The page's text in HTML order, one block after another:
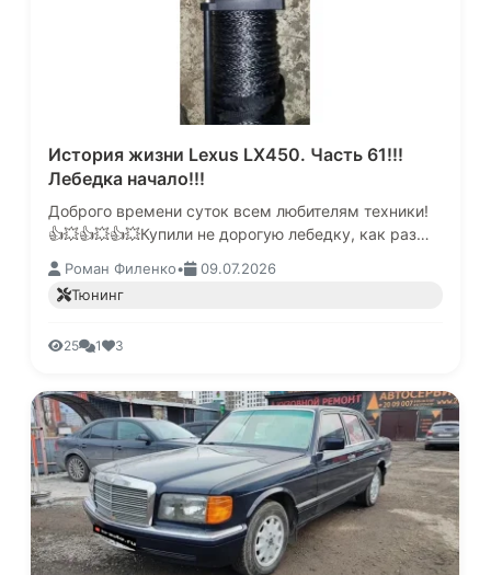
История жизни Lexus LX450. Часть 61!!!
Лебедка начало!!!
Доброго времени суток всем любителям техники!
👍💥👍💥👍💥Купили не дорогую лебедку, как раз
акция была, много всего к ней прилагалось, стало
интересно и купил вобщем.…
Роман Филенко•
09.07.2026
Тюнинг
25 1 3